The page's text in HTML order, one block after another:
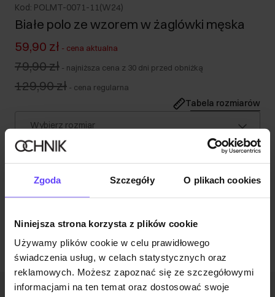
Zgoda Szczegóły O plikach cookies
Niniejsza strona korzysta z plików cookie
Używamy plików cookie w celu prawidłowego
świadczenia usług, w celach statystycznych oraz
reklamowych. Możesz zapoznać się ze szczegółowymi
informacjami na ten temat oraz dostosować swoje
Kod: POLMT-0071-11(W24)
Białe polo ze wzorem w żaglówki męska
59,90 zł - cena aktualna
79,90 zł - najniższa cena z 30 dni przed obniżką
129,90 zł - cena regularna
Tabela rozmiarów
Wybierz rozmiar
Wysyłka w 1 dzień roboczy